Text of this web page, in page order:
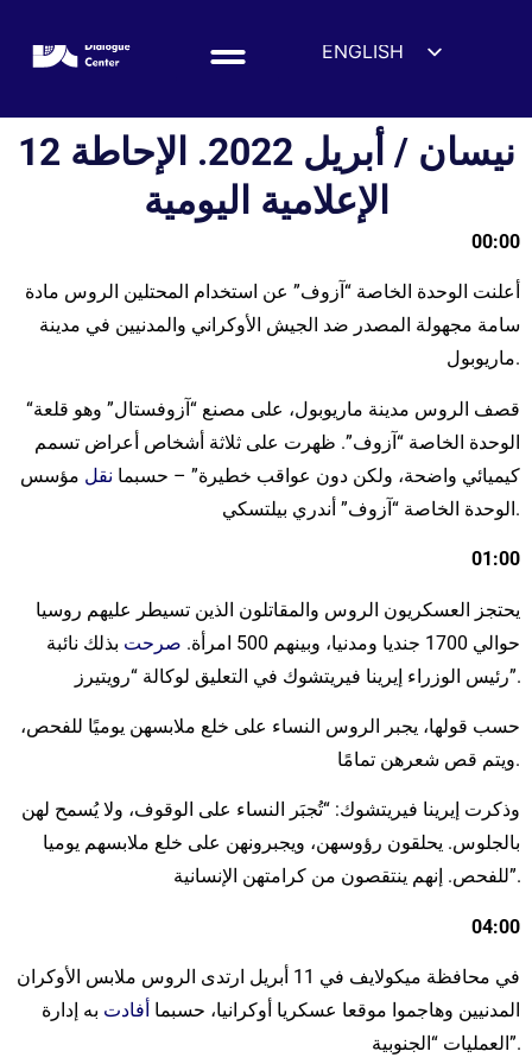
ENGLISH
DEUTSCH
FRANÇAIS
УКРАЇНСЬКА
हिन्दी
العربية
12 نيسان / أبريل 2022. الإحاطة
الإعلامية اليومية
00:00
أعلنت الوحدة الخاصة “آزوف” عن استخدام المحتلين الروس مادة
سامة مجهولة المصدر ضد الجيش الأوكراني والمدنيين في مدينة
ماريوبول.
“قصف الروس مدينة ماريوبول، على مصنع “آزوفستال” وهو قلعة
الوحدة الخاصة “آزوف”. ظهرت على ثلاثة أشخاص أعراض تسمم
كيميائي واضحة، ولكن دون عواقب خطيرة” – حسبما نقل مؤسس
الوحدة الخاصة “آزوف” أندري بيلتسكي.
01:00
يحتجز العسكريون الروس والمقاتلون الذين تسيطر عليهم روسيا
حوالي 1700 جنديا ومدنيا، وبينهم 500 امرأة.
صرحت بذلك نائبة
رئيس الوزراء إيرينا فيريتشوك في التعليق لوكالة “رويتيرز”.
حسب قولها، يجبر الروس النساء على خلع ملابسهن يوميًا للفحص،
ويتم قص شعرهن تمامًا.
وذكرت إيرينا فيريتشوك: “تُجبَر النساء على الوقوف، ولا يُسمح لهن
بالجلوس. يحلقون رؤوسهن، ويجبرونهن على خلع ملابسهم يوميا
للفحص. إنهم ينتقصون من كرامتهن الإنسانية”.
04:00
في محافظة ميكولايف في 11 أبريل ارتدى الروس ملابس الأوكران
المدنيين وهاجموا موقعا عسكريا أوكرانيا، حسبما أفادت به إدارة
العمليات “الجنوبية”.